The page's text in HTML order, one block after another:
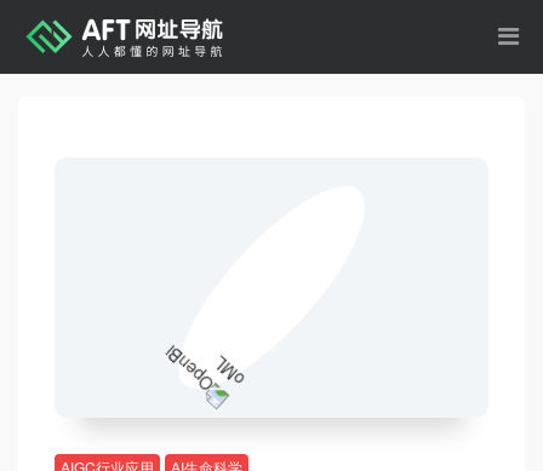
AIGC行业应用 AI生命科学